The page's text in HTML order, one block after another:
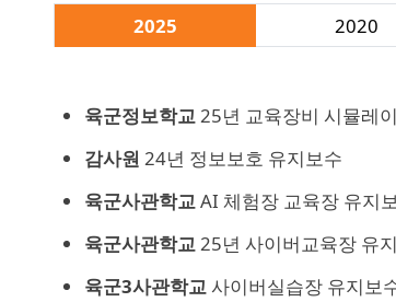
2025 2020
육군정보학교25년 교육장비 시뮬레
감사원 24년 정보보호 유지보수
육군사관학교AI 체험장 교육장 유지
육군사관학교25년 사이버교육장 유
육군3사관학교사이버실습장 유지보